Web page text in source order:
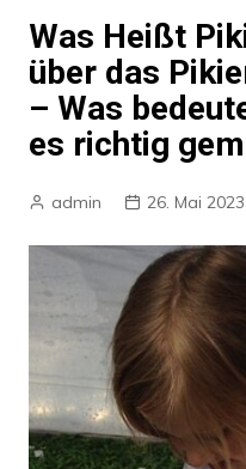
Was Heißt
über das
– Was
es richtig
admin 26. Mai 2023